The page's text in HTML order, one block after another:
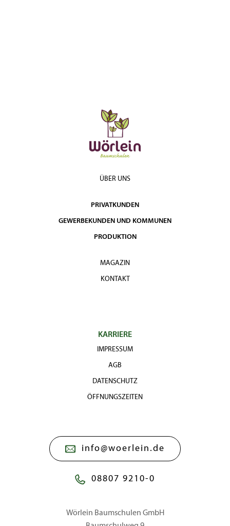
ÜBER UNS
PRIVATKUNDEN
GEWERBEKUNDEN UND KOMMUNEN
PRODUKTION
MAGAZIN
KONTAKT
KARRIERE
IMPRESSUM
AGB
DATENSCHUTZ
ÖFFNUNGSZEITEN
info@woerlein.de
08807 9210-0
Wörlein Baumschulen GmbH